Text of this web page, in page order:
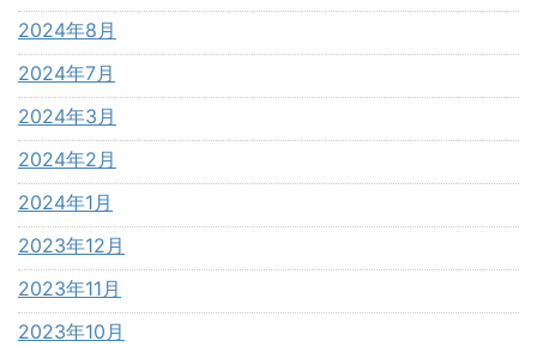
2024年8月
2024年7月
2024年3月
2024年2月
2024年1月
2023年12月
2023年11月
2023年10月